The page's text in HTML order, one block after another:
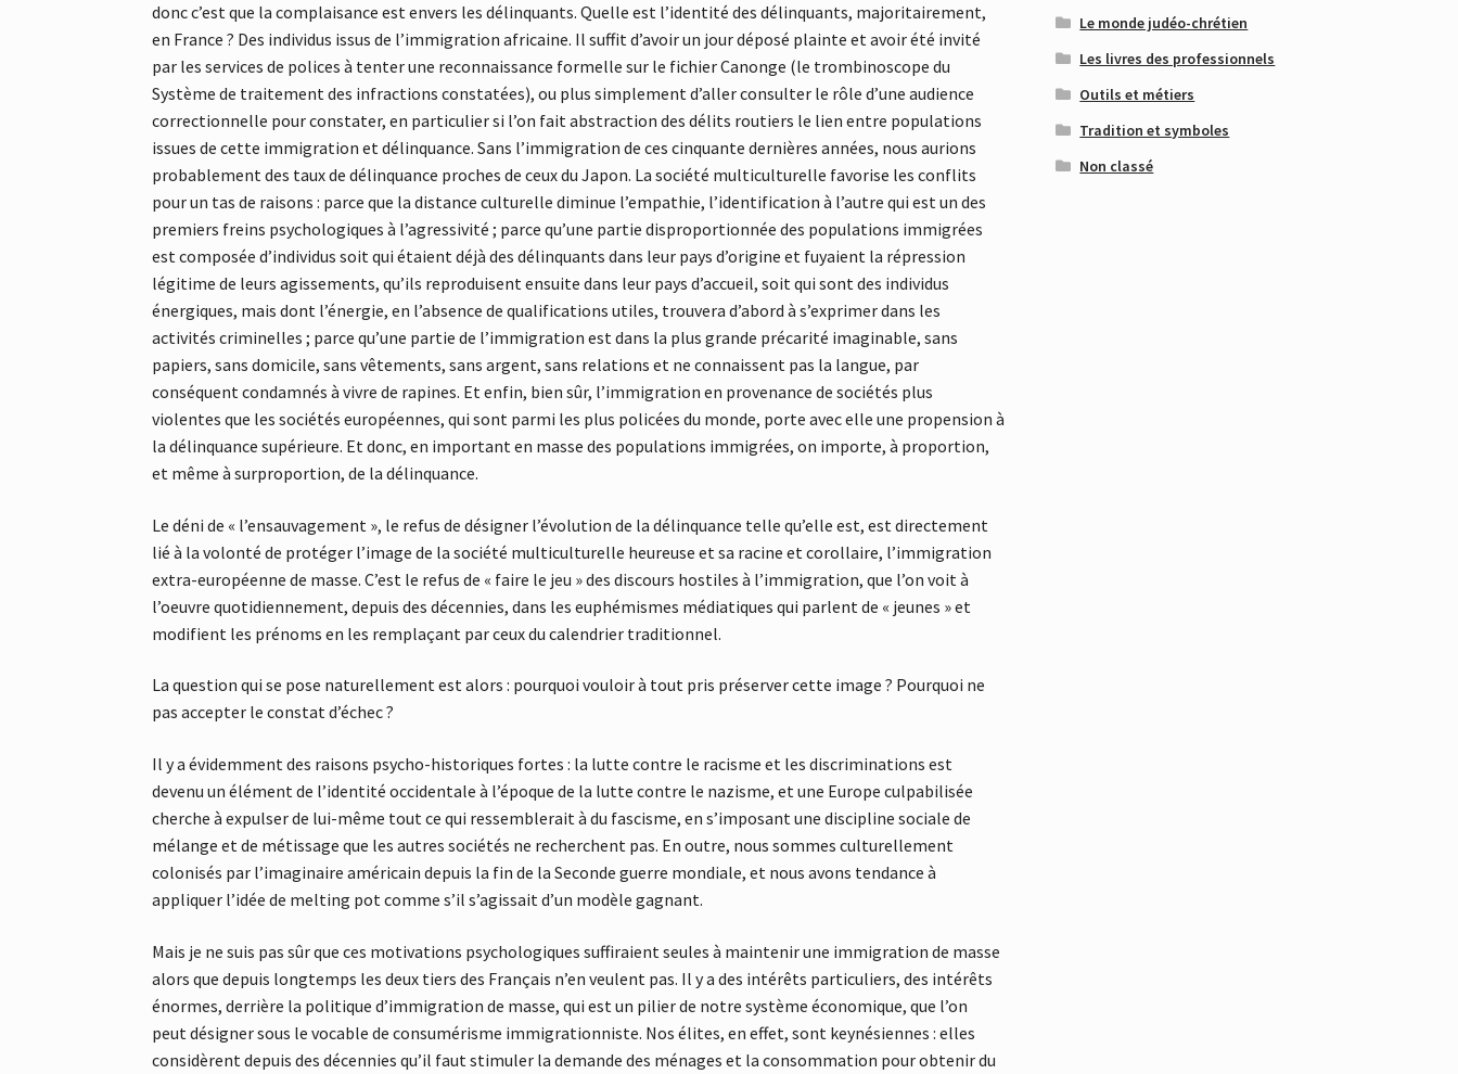
donc c’est que la complaisance est envers les délinquants. Quelle est l’identité des délinquants, majoritairement,
en France ? Des individus issus de l’immigration africaine. Il suffit d’avoir un jour déposé plainte et avoir été invité
par les services de polices à tenter une reconnaissance formelle sur le fichier Canonge (le trombinoscope du
Système de traitement des infractions constatées), ou plus simplement d’aller consulter le rôle d’une audience
correctionnelle pour constater, en particulier si l’on fait abstraction des délits routiers le lien entre populations
issues de cette immigration et délinquance. Sans l’immigration de ces cinquante dernières années, nous aurions
probablement des taux de délinquance proches de ceux du Japon. La société multiculturelle favorise les conflits
pour un tas de raisons : parce que la distance culturelle diminue l’empathie, l’identification à l’autre qui est un des
premiers freins psychologiques à l’agressivité ; parce qu’une partie disproportionnée des populations immigrées
est composée d’individus soit qui étaient déjà des délinquants dans leur pays d’origine et fuyaient la répression
légitime de leurs agissements, qu’ils reproduisent ensuite dans leur pays d’accueil, soit qui sont des individus
énergiques, mais dont l’énergie, en l’absence de qualifications utiles, trouvera d’abord à s’exprimer dans les
activités criminelles ; parce qu’une partie de l’immigration est dans la plus grande précarité imaginable, sans
papiers, sans domicile, sans vêtements, sans argent, sans relations et ne connaissent pas la langue, par
conséquent condamnés à vivre de rapines. Et enfin, bien sûr, l’immigration en provenance de sociétés plus
violentes que les sociétés européennes, qui sont parmi les plus policées du monde, porte avec elle une propension à
la délinquance supérieure. Et donc, en important en masse des populations immigrées, on importe, à proportion,
et même à surproportion, de la délinquance.
Le déni de « l’ensauvagement », le refus de désigner l’évolution de la délinquance telle qu’elle est, est directement
lié à la volonté de protéger l’image de la société multiculturelle heureuse et sa racine et corollaire, l’immigration
extra-européenne de masse. C’est le refus de « faire le jeu » des discours hostiles à l’immigration, que l’on voit à
l’oeuvre quotidiennement, depuis des décennies, dans les euphémismes médiatiques qui parlent de « jeunes » et
modifient les prénoms en les remplaçant par ceux du calendrier traditionnel.
La question qui se pose naturellement est alors : pourquoi vouloir à tout pris préserver cette image ? Pourquoi ne
pas accepter le constat d’échec ?
Il y a évidemment des raisons psycho-historiques fortes : la lutte contre le racisme et les discriminations est
devenu un élément de l’identité occidentale à l’époque de la lutte contre le nazisme, et une Europe culpabilisée
cherche à expulser de lui-même tout ce qui ressemblerait à du fascisme, en s’imposant une discipline sociale de
mélange et de métissage que les autres sociétés ne recherchent pas. En outre, nous sommes culturellement
colonisés par l’imaginaire américain depuis la fin de la Seconde guerre mondiale, et nous avons tendance à
appliquer l’idée de melting pot comme s’il s’agissait d’un modèle gagnant.
Mais je ne suis pas sûr que ces motivations psychologiques suffiraient seules à maintenir une immigration de masse
alors que depuis longtemps les deux tiers des Français n’en veulent pas. Il y a des intérêts particuliers, des intérêts
énormes, derrière la politique d’immigration de masse, qui est un pilier de notre système économique, que l’on
peut désigner sous le vocable de consumérisme immigrationniste. Nos élites, en effet, sont keynésiennes : elles
considèrent depuis des décennies qu’il faut stimuler la demande des ménages et la consommation pour obtenir du
Le monde judéo-chrétien
Les livres des professionnels
Outils et métiers
Tradition et symboles
Non classé